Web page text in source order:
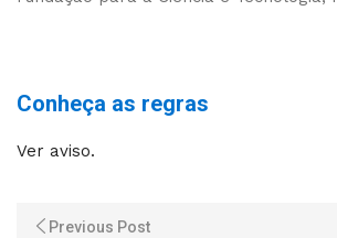
Conheça as regras
Ver aviso.
Previous Post